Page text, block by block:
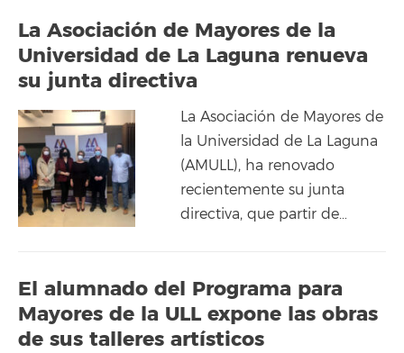
La Asociación de Mayores de la
Universidad de La Laguna renueva
su junta directiva
La Asociación de Mayores de
la Universidad de La Laguna
(AMULL), ha renovado
recientemente su junta
directiva, que partir de…
El alumnado del Programa para
Mayores de la ULL expone las obras
de sus talleres artísticos